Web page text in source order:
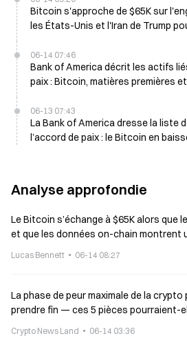
Bitcoin s'approche de $65K sur l'engagement de paix entre
les États-Unis et l'Iran de Trump
06-14 07:46
Bank of America décrit les actifs
paix : Bitcoin, matières premières
06-13 07:43
La Bank of America dresse la liste
l’accord de paix : le Bitcoin en
Analyse approfondie
Le Bitcoin s’échange à $65K alors que le pétrole baisse de 17 %
et que les données on-chain montrent
Lucas Bennett 06-14 08:27
La phase de peur maximale de la
prendre fin — ces 5 pièces pourraient-
Crypto News Land 06-14 03:36